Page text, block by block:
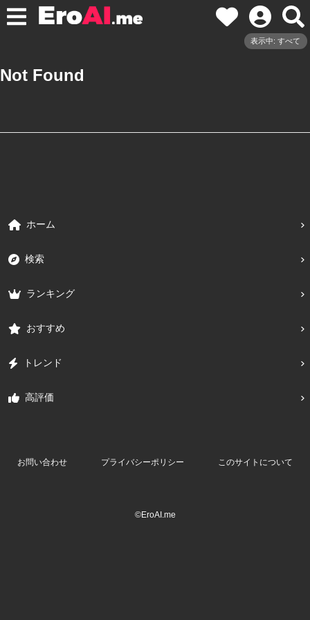
表示中: すべて
Not Found
ホーム
検索
ランキング
おすすめ
トレンド
高評価
お問い合わせ プライバシーポリシー このサイトについて
©EroAI.me